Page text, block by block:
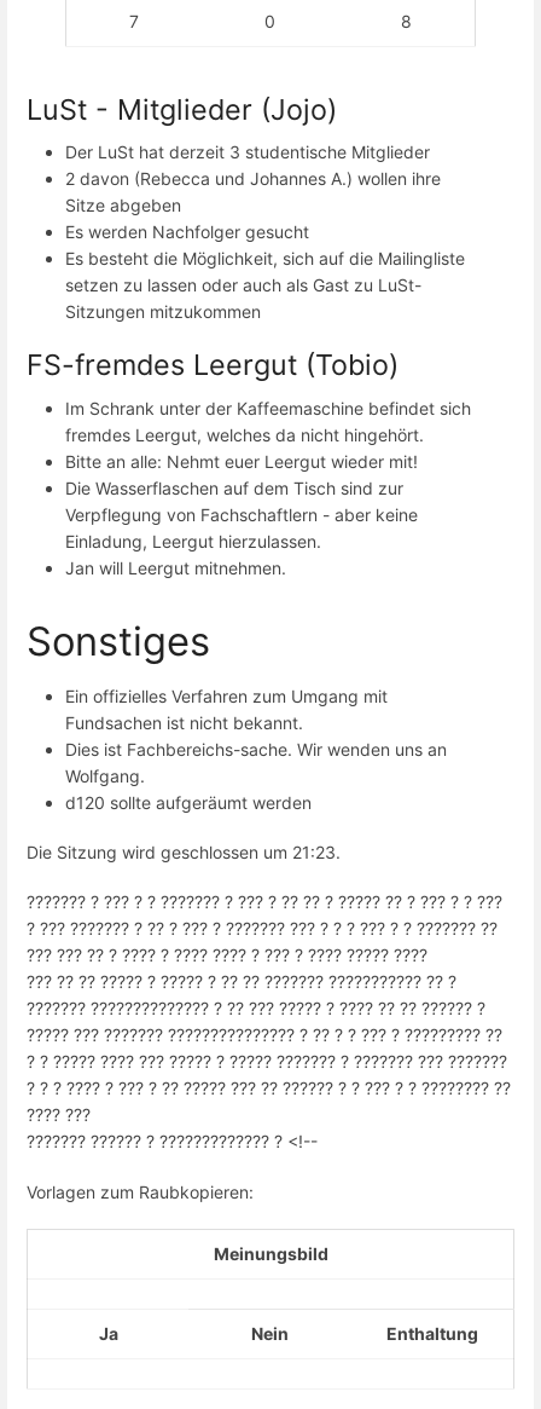
7 0 8
LuSt - Mitglieder (Jojo)
Der LuSt hat derzeit 3 studentische Mitglieder
2 davon (Rebecca und Johannes A.) wollen ihre
Sitze abgeben
Es werden Nachfolger gesucht
Es besteht die Möglichkeit, sich auf die Mailingliste
setzen zu lassen oder auch als Gast zu LuSt-
Sitzungen mitzukommen
FS-fremdes Leergut (Tobio)
Im Schrank unter der Kaffeemaschine befindet sich
fremdes Leergut, welches da nicht hingehört.
Bitte an alle: Nehmt euer Leergut wieder mit!
Die Wasserflaschen auf dem Tisch sind zur
Verpflegung von Fachschaftlern - aber keine
Einladung, Leergut hierzulassen.
Jan will Leergut mitnehmen.
Sonstiges
Ein offizielles Verfahren zum Umgang mit
Fundsachen ist nicht bekannt.
Dies ist Fachbereichs-sache. Wir wenden uns an
Wolfgang.
d120 sollte aufgeräumt werden
Die Sitzung wird geschlossen um 21:23.
??????? ? ??? ? ? ??????? ? ??? ? ?? ?? ? ????? ?? ? ??? ? ? ???
? ??? ??????? ? ?? ? ??? ? ??????? ??? ? ? ? ??? ? ? ??????? ??
??? ??? ?? ? ???? ? ???? ???? ? ??? ? ???? ????? ????
??? ?? ?? ????? ? ????? ? ?? ?? ??????? ??????????? ?? ?
??????? ?????????????? ? ?? ??? ????? ? ???? ?? ?? ?????? ?
????? ??? ??????? ??????????????? ? ?? ? ? ??? ? ????????? ??
? ? ????? ???? ??? ????? ? ????? ??????? ? ??????? ??? ???????
? ? ? ???? ? ??? ? ?? ????? ??? ?? ?????? ? ? ??? ? ? ???????? ??
???? ???
??????? ?????? ? ????????????? ? <!--
Vorlagen zum Raubkopieren:
Meinungsbild
Ja Nein Enthaltung